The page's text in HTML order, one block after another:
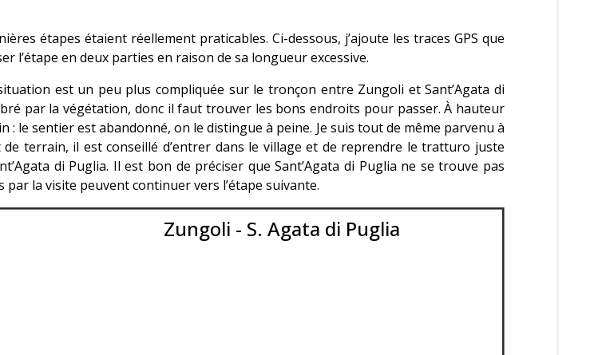
étapes étaient réellement praticables. Ci-dessous, j’ajoute les traces GPS que
l’étape en deux parties en raison de sa longueur excessive.
est un peu plus compliquée sur le tronçon entre Zungoli et Sant’Agata di
par la végétation, donc il faut trouver les bons endroits pour passer. À hauteur
le sentier est abandonné, on le distingue à peine. Je suis tout de même parvenu à
terrain, il est conseillé d’entrer dans le village et de reprendre le tratturo juste
di Puglia. Il est bon de préciser que Sant’Agata di Puglia ne se trouve pas
la visite peuvent continuer vers l’étape suivante.
Zungoli - S. Agata di Puglia